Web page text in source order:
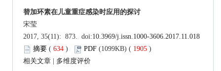
替加环素在儿童重症感染时应用的探讨
宋莹
2017, 35(11): 873. doi:10.3969/j.issn.1000-3606.2017.11.018
摘要 ( 634 ) PDF (1099KB) ( 1905 )
相关文章
多维度评价